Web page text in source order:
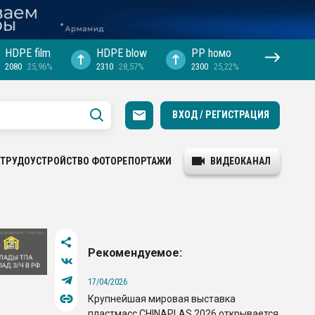
HDPE film
2080 25,96%
HDPE blow
2310 28,57%
PP hомо
2300 25,22%
ВХОД / РЕГИСТРАЦИЯ
ТРУДОУСТРОЙСТВО ФОТОРЕПОРТАЖИ ВИДЕОКАНАЛ
Рекомендуемое:
17/04/2026
Крупнейшая мировая выставка